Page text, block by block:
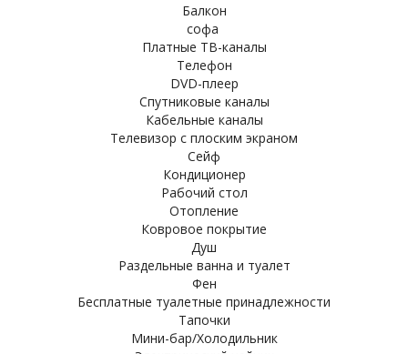
Балкон
софа
Платные ТВ-каналы
Телефон
DVD-плеер
Спутниковые каналы
Кабельные каналы
Телевизор с плоским экраном
Сейф
Кондиционер
Рабочий стол
Отопление
Ковровое покрытие
Душ
Раздельные ванна и туалет
Фен
Бесплатные туалетные принадлежности
Тапочки
Мини-бар/Холодильник